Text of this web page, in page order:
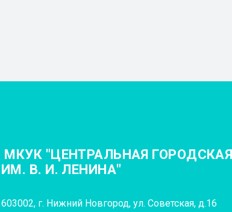
МКУК "ЦЕНТРАЛЬНАЯ
ИМ. В. И. ЛЕНИНА"
603002, г. Нижний Новгород, ул. Советская, д.16